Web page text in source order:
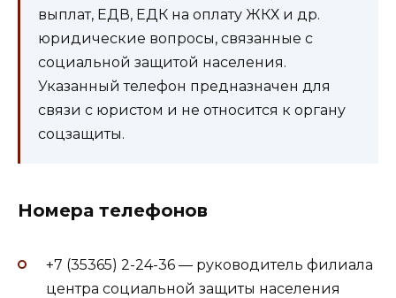
выплат, ЕДВ, ЕДК на оплату ЖКХ и др.
юридические вопросы, связанные с
социальной защитой населения.
Указанный телефон предназначен для
связи с юристом и не относится к органу
соцзащиты.
Номера телефонов
+7 (35365) 2-24-36 — руководитель филиала
центра социальной защиты населения